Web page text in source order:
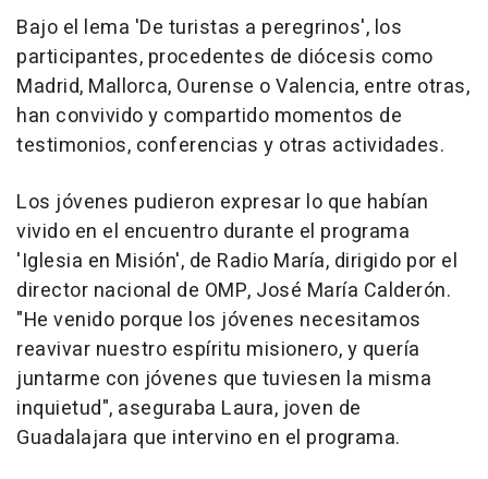
Bajo el lema 'De turistas a peregrinos', los
participantes, procedentes de diócesis como
Madrid, Mallorca, Ourense o Valencia, entre otras,
han convivido y compartido momentos de
testimonios, conferencias y otras actividades.
Los jóvenes pudieron expresar lo que habían
vivido en el encuentro durante el programa
'Iglesia en Misión', de Radio María, dirigido por el
director nacional de OMP, José María Calderón.
"He venido porque los jóvenes necesitamos
reavivar nuestro espíritu misionero, y quería
juntarme con jóvenes que tuviesen la misma
inquietud", aseguraba Laura, joven de
Guadalajara que intervino en el programa.